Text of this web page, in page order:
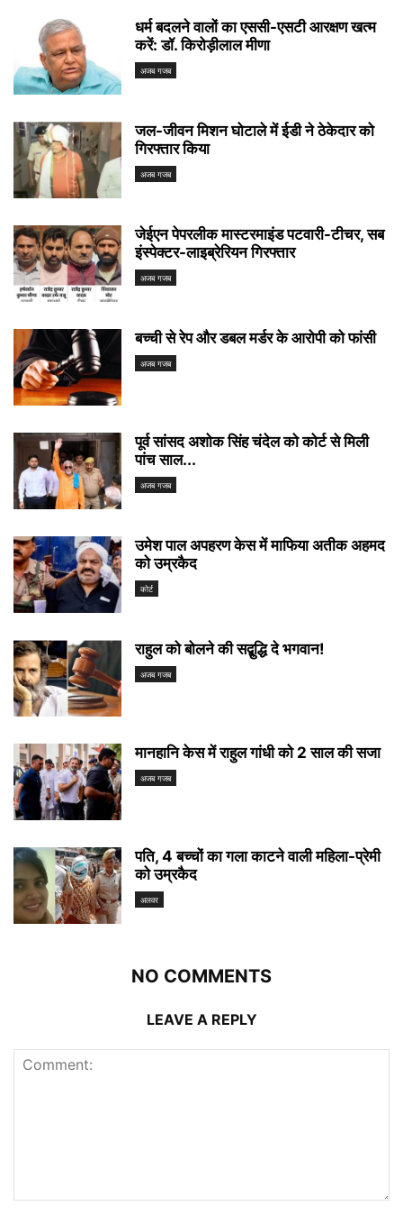
धर्म बदलने वालों का एससी-एसटी आरक्षण खत्म
करें: डॉ. किरोड़ीलाल मीणा
अजब गजब
जल-जीवन मिशन घोटाले में ईडी ने ठेकेदार को
गिरफ्तार किया
अजब गजब
जेईएन पेपरलीक मास्टरमाइंड पटवारी-टीचर, सब
इंस्पेक्टर-लाइब्रेरियन गिरफ्तार
अजब गजब
बच्ची से रेप और डबल मर्डर के आरोपी को फांसी
अजब गजब
पूर्व सांसद अशोक सिंह चंदेल को कोर्ट से मिली
पांच साल...
अजब गजब
उमेश पाल अपहरण केस में माफिया अतीक अहमद
को उम्रकैद
कोर्ट
राहुल को बोलने की सद्बुद्धि दे भगवान!
अजब गजब
मानहानि केस में राहुल गांधी को 2 साल की सजा
अजब गजब
पति, 4 बच्चों का गला काटने वाली महिला-प्रेमी
को उम्रकैद
अलवर
NO COMMENTS
LEAVE A REPLY